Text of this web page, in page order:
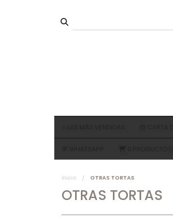
BIZCOCHO
Inicio OTRAS TORTAS
OTRAS TORTAS